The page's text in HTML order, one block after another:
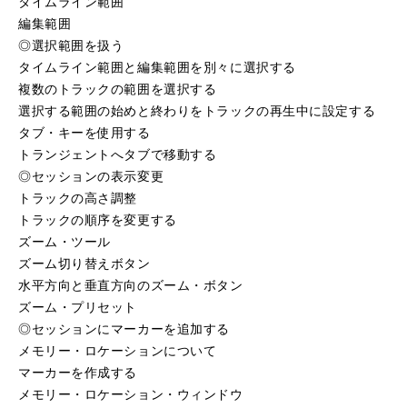
編集範囲
◎選択範囲を扱う
タイムライン範囲と編集範囲を別々に選択する
複数のトラックの範囲を選択する
選択する範囲の始めと終わりをトラックの再生中に設定する
タブ・キーを使用する
トランジェントへタブで移動する
◎セッションの表示変更
トラックの高さ調整
トラックの順序を変更する
ズーム・ツール
ズーム切り替えボタン
水平方向と垂直方向のズーム・ボタン
ズーム・プリセット
◎セッションにマーカーを追加する
メモリー・ロケーションについて
マーカーを作成する
メモリー・ロケーション・ウィンドウ